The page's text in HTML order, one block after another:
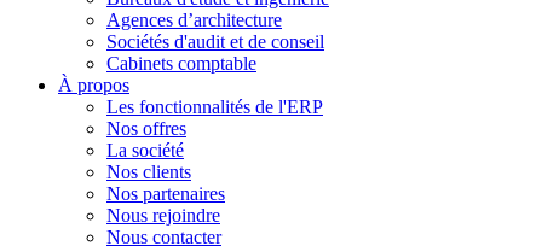
Agences d’architecture
Sociétés d'audit et de conseil
Cabinets comptable
À propos
Les fonctionnalités de l'ERP
Nos offres
La société
Nos clients
Nos partenaires
Nous rejoindre
Nous contacter